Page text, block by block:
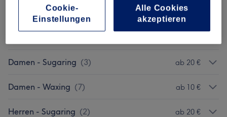
Augenbrauen & Wimpernbehandlungen (4) ab 15 €
Damen - Sugaring (3) ab 20 €
Damen - Waxing (7) ab 10 €
Herren - Sugaring (2) ab 20 €
Cookie-
Einstellungen
Alle Cookies
akzeptieren